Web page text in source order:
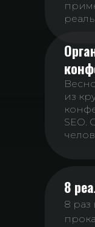
из
SEO.
8
8